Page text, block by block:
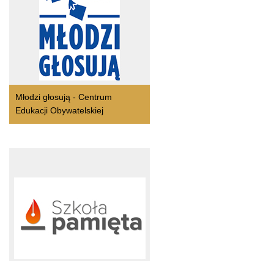
Młodzi głosują - Centrum
Edukacji Obywatelskiej